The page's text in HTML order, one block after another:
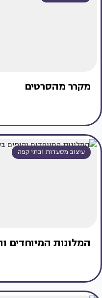
מקרר מהסרטים
עיצוב מסעדות ובתי קפה
המלונות המיוחדים